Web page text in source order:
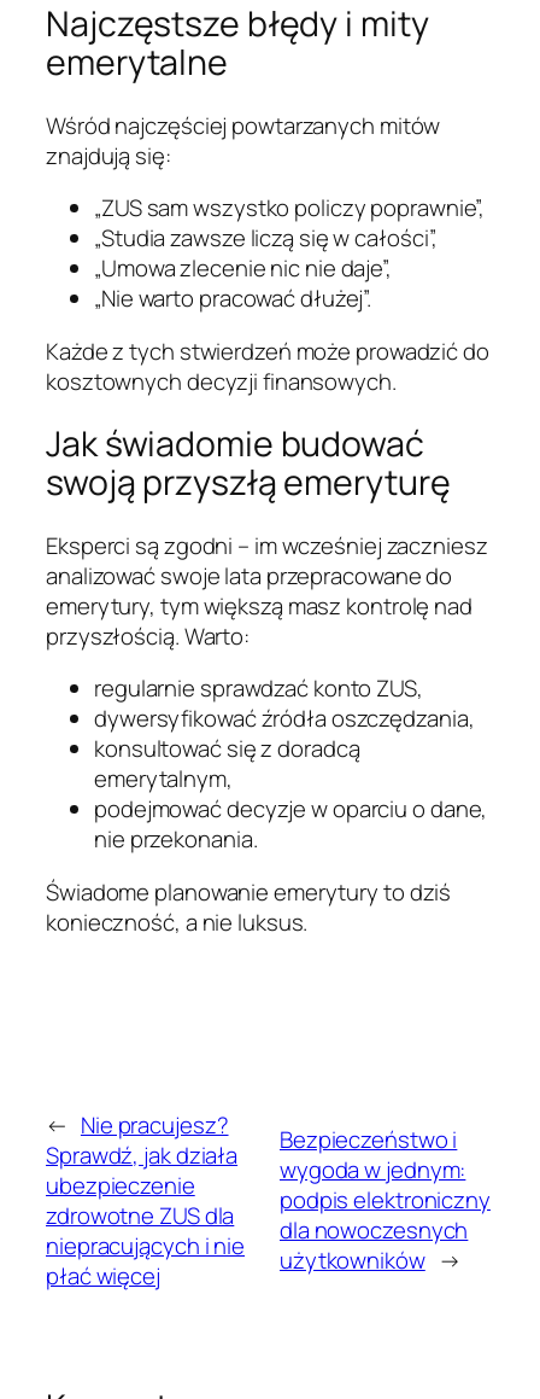
Najczęstsze błędy i mity
emerytalne
Wśród najczęściej powtarzanych mitów
znajdują się:
„ZUS sam wszystko policzy poprawnie”,
„Studia zawsze liczą się w całości”,
„Umowa zlecenie nic nie daje”,
„Nie warto pracować dłużej”.
Każde z tych stwierdzeń może prowadzić do
kosztownych decyzji finansowych.
Jak świadomie budować
swoją przyszłą emeryturę
Eksperci są zgodni – im wcześniej zaczniesz
analizować swoje lata przepracowane do
emerytury, tym większą masz kontrolę nad
przyszłością. Warto:
regularnie sprawdzać konto ZUS,
dywersyfikować źródła oszczędzania,
konsultować się z doradcą
emerytalnym,
podejmować decyzje w oparciu o dane,
nie przekonania.
Świadome planowanie emerytury to dziś
konieczność, a nie luksus.
← Nie pracujesz?
Sprawdź, jak działa
ubezpieczenie
zdrowotne ZUS dla
niepracujących i nie
płać więcej
Bezpieczeństwo i
wygoda w jednym:
podpis elektroniczny
dla nowoczesnych
użytkowników →